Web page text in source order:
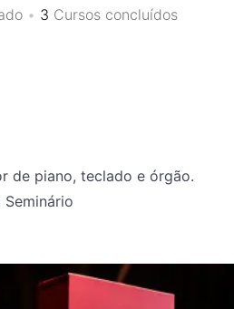
• 3 Cursos concluídos
de piano, teclado e órgão.